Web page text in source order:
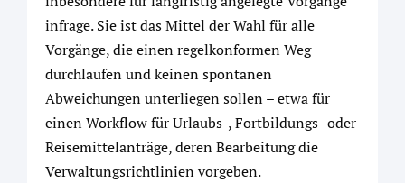
infrage. Sie ist das Mittel der Wahl für alle
Vorgänge, die einen regelkonformen Weg
durchlaufen und keinen spontanen
Abweichungen unterliegen sollen – etwa für
einen Workflow für Urlaubs-, Fortbildungs- oder
Reisemittelanträge, deren Bearbeitung die
Verwaltungsrichtlinien vorgeben.